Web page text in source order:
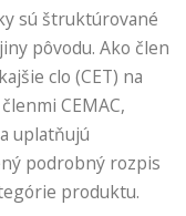
sú štruktúrované
pôvodu. Ako člen
clo (CET) na
CEMAC,
uplatňujú
podrobný rozpis
produktu.